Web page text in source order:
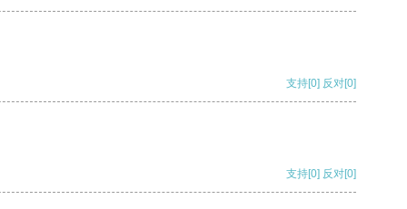
支持[0] 反对[0]
支持[0] 反对[0]